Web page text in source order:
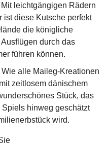
Mit leichtgängigen Rädern
ist diese Kutsche perfekt
die königliche
durch das
führen können.
Wie alle Maileg-Kreationen
zeitlosem dänischem
Stück, das
hinweg geschätzt
wird.